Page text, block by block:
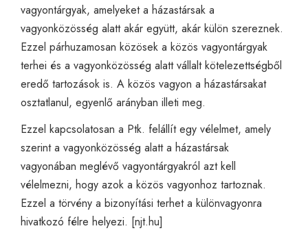
vagyontárgyak, amelyeket a házastársak a
vagyonközösség alatt akár együtt, akár külön szereznek.
Ezzel párhuzamosan közösek a közös vagyontárgyak
terhei és a vagyonközösség alatt vállalt kötelezettségből
eredő tartozások is. A közös vagyon a házastársakat
osztatlanul, egyenlő arányban illeti meg.
Ezzel kapcsolatosan a Ptk. felállít egy vélelmet, amely
szerint a vagyonközösség alatt a házastársak
vagyonában meglévő vagyontárgyakról azt kell
vélelmezni, hogy azok a közös vagyonhoz tartoznak.
Ezzel a törvény a bizonyítási terhet a különvagyonra
hivatkozó félre helyezi. [njt.hu]